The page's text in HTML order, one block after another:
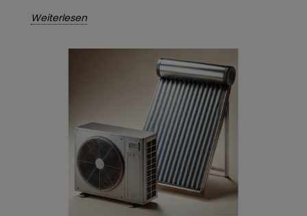
Weiterlesen